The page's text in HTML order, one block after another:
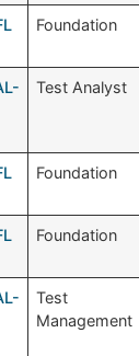
Foundation
Test Analyst
Foundation
Foundation
Test
Management